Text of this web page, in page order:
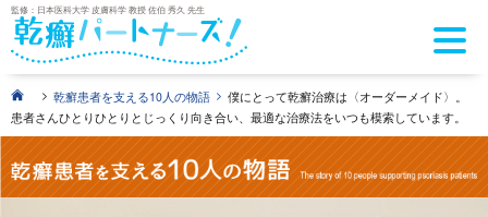
監修：日本医科大学 皮膚科学 教授 佐伯 秀久 先生
> 乾癬患者を支える10人の物語 > 僕にとって乾癬治療は〈オーダーメイド〉。
患者さんひとりひとりとじっくり向き合い、最適な治療法をいつも模索しています。